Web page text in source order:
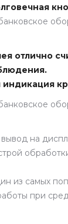
отлично
вывод на
из самых
при